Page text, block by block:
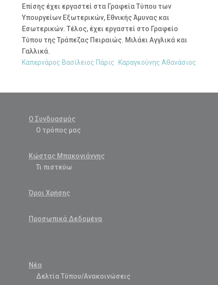
Επίσης έχει εργαστεί στα Γραφεία Τύπου των
Υπουργείων Εξωτερικών, Εθνικής Άμυνας και
Εσωτερικών. Τέλος, έχει εργαστεί στο Γραφείο
Τύπου της Τράπεζας Πειραιώς. Μιλάει Αγγλικά και
Γαλλικά.
Καπερνάρος Βασίλειος Πάρις
Καραγκούνης Αθανάσιος
Ο Συνδυασμός
Ο τρόπος μας
Κώστας Μπακογιάννης
Τι πιστεύω
Όροι Χρήσης
Προσωπικά Δεδομένα
Νέα
Δελτία Τύπου/Ανακοινώσεις